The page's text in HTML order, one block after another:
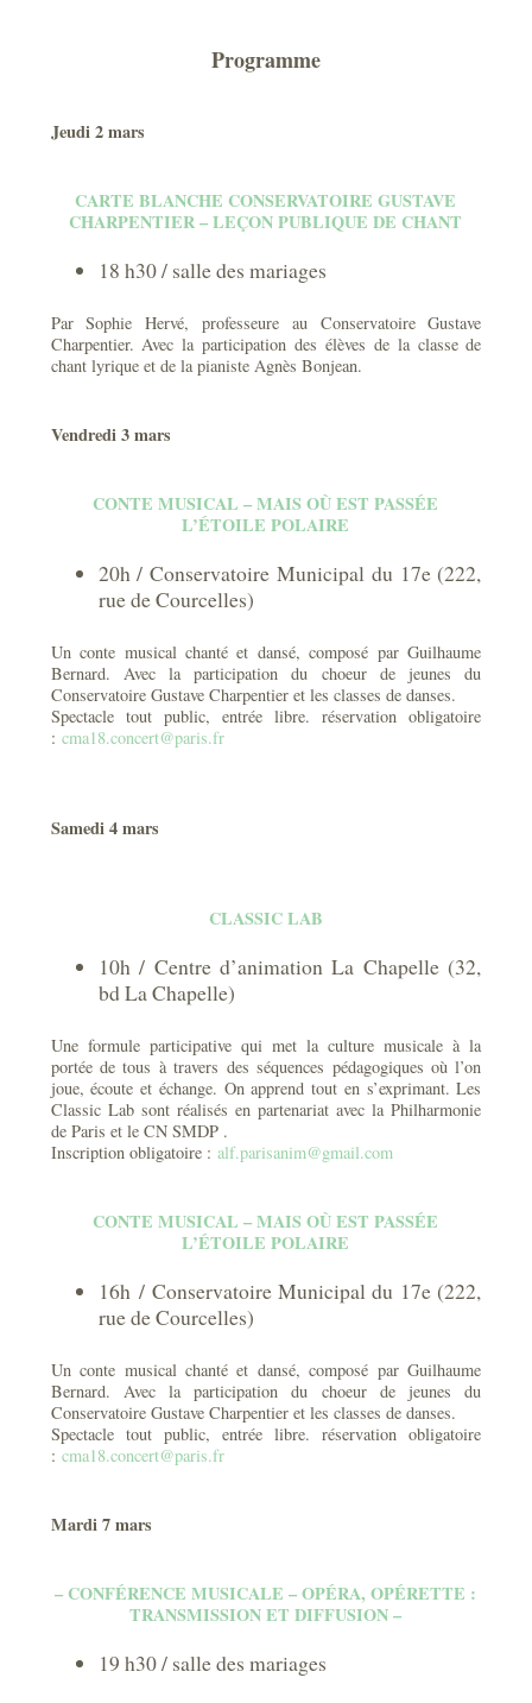
Programme
Jeudi 2 mars
CARTE BLANCHE CONSERVATOIRE GUSTAVE
CHARPENTIER – LEÇON PUBLIQUE DE CHANT
18 h30 / salle des mariages
Par Sophie Hervé, professeure au Conservatoire Gustave
Charpentier. Avec la participation des élèves de la classe de
chant lyrique et de la pianiste Agnès Bonjean.
Vendredi 3 mars
CONTE MUSICAL – MAIS OÙ EST PASSÉE
L’ÉTOILE POLAIRE
20h / Conservatoire Municipal du 17e (222,
rue de Courcelles)
Un conte musical chanté et dansé, composé par Guilhaume
Bernard. Avec la participation du choeur de jeunes du
Conservatoire Gustave Charpentier et les classes de danses.
Spectacle tout public, entrée libre. réservation obligatoire
: cma18.concert@paris.fr
Samedi 4 mars
CLASSIC LAB
10h / Centre d’animation La Chapelle (32,
bd La Chapelle)
Une formule participative qui met la culture musicale à la
portée de tous à travers des séquences pédagogiques où l’on
joue, écoute et échange. On apprend tout en s’exprimant. Les
Classic Lab sont réalisés en partenariat avec la Philharmonie
de Paris et le CN SMDP .
Inscription obligatoire : alf.parisanim@gmail.com
CONTE MUSICAL – MAIS OÙ EST PASSÉE
L’ÉTOILE POLAIRE
16h / Conservatoire Municipal du 17e (222,
rue de Courcelles)
Un conte musical chanté et dansé, composé par Guilhaume
Bernard. Avec la participation du choeur de jeunes du
Conservatoire Gustave Charpentier et les classes de danses.
Spectacle tout public, entrée libre. réservation obligatoire
: cma18.concert@paris.fr
Mardi 7 mars
– CONFÉRENCE MUSICALE – OPÉRA, OPÉRETTE :
TRANSMISSION ET DIFFUSION –
19 h30 / salle des mariages